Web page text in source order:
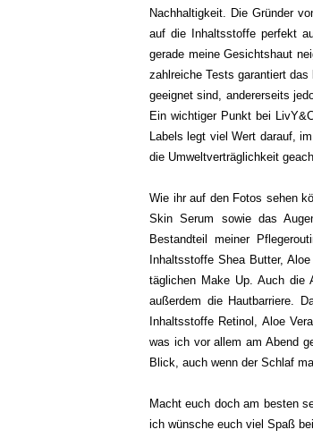
Nachhaltigkeit. Die Gründer
auf die Inhaltsstoffe perfekt
gerade meine Gesichtshaut
zahlreiche Tests garantiert
geeignet sind, andererseits
Ein wichtiger Punkt bei
Labels legt viel Wert darauf,
die Umweltverträglichkeit
Wie ihr auf den Fotos sehen
Skin Serum sowie das
Bestandteil meiner
Inhaltsstoffe Shea Butter,
täglichen Make Up. Auch die
außerdem die Hautbarriere.
Inhaltsstoffe Retinol, Aloe
was ich vor allem am Abend
Blick, auch wenn der Schlaf
Macht euch doch am besten
ich wünsche euch viel Spaß